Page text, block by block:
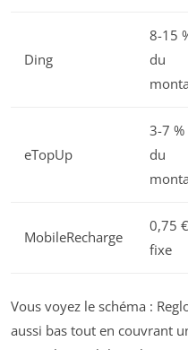
Ding
8-15
du
eTopUp
3-7 %
du
MobileRecharge
0,75 €
fixe
Vous voyez le schéma :
aussi bas tout en couvrant